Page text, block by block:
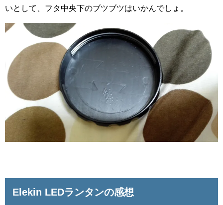
いとして、フタ中央下のブツブツはいかんでしょ。
Elekin LEDランタンの感想